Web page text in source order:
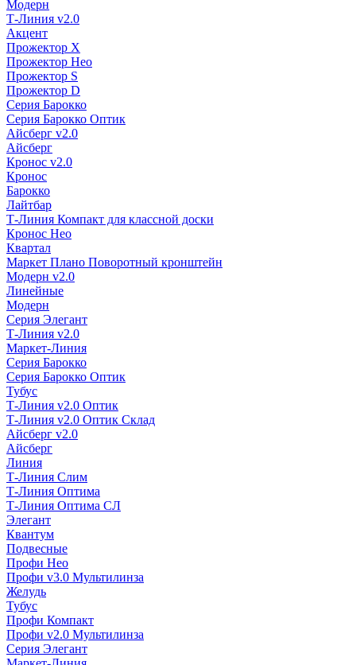
Модерн
Т-Линия v2.0
Акцент
Прожектор X
Прожектор Нео
Прожектор S
Прожектор D
Серия Барокко
Серия Барокко Оптик
Айсберг v2.0
Айсберг
Кронос v2.0
Кронос
Барокко
Лайтбар
Т-Линия Компакт для классной доски
Кронос Нео
Квартал
Маркет Плано Поворотный кронштейн
Модерн v2.0
Линейные
Модерн
Серия Элегант
Т-Линия v2.0
Маркет-Линия
Серия Барокко
Серия Барокко Оптик
Тубус
Т-Линия v2.0 Оптик
Т-Линия v2.0 Оптик Склад
Айсберг v2.0
Айсберг
Линия
Т-Линия Слим
Т-Линия Оптима
Т-Линия Оптима СЛ
Элегант
Квантум
Подвесные
Профи Нео
Профи v3.0 Мультилинза
Желудь
Тубус
Профи Компакт
Профи v2.0 Мультилинза
Серия Элегант